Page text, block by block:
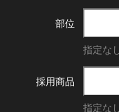
部位
指定な
採用商品
指定な